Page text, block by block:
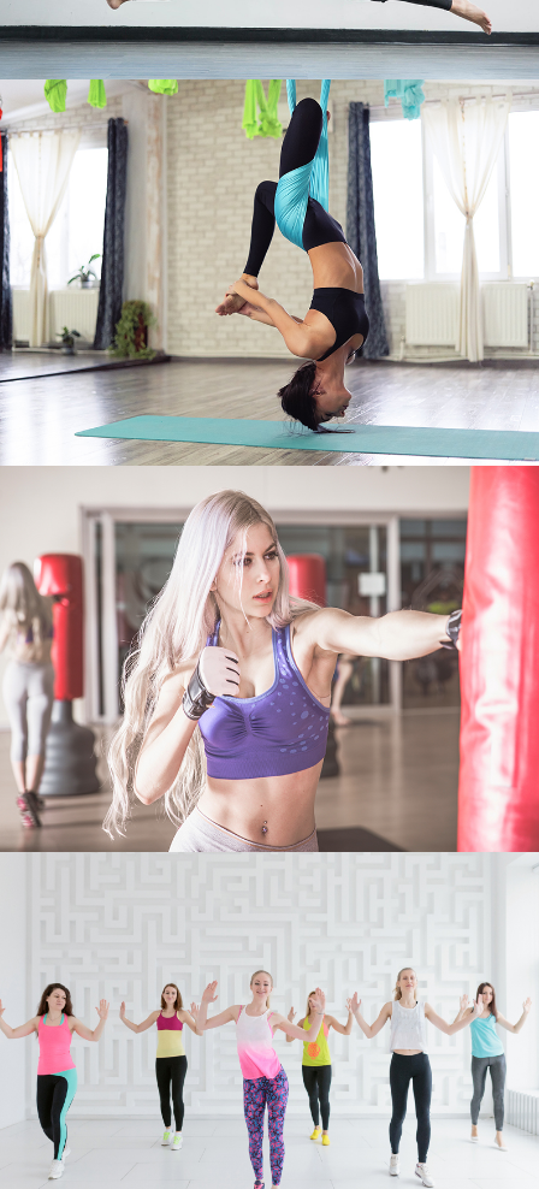
اللياقة
ANTIGRAVITY
FITNESS
اللياقة
MMA
اللياقة
ZUMBA